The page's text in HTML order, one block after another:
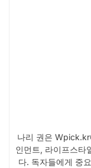
나리 권은 Wpick.kr
인먼트, 라이프스타
다. 독자들에게 중